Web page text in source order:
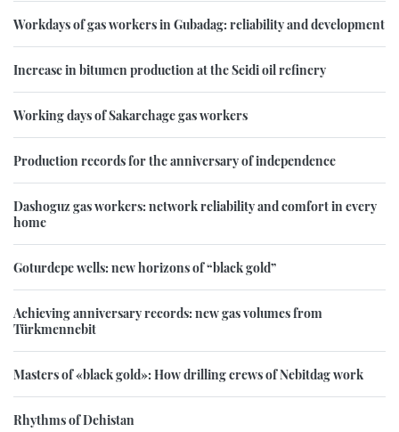
Workdays of gas workers in Gubadag: reliability and development
Increase in bitumen production at the Seidi oil refinery
Working days of Sakarchage gas workers
Production records for the anniversary of independence
Dashoguz gas workers: network reliability and comfort in every
home
Goturdepe wells: new horizons of “black gold”
Achieving anniversary records: new gas volumes from
Türkmennebit
Masters of «black gold»: How drilling crews of Nebitdag work
Rhythms of Dehistan